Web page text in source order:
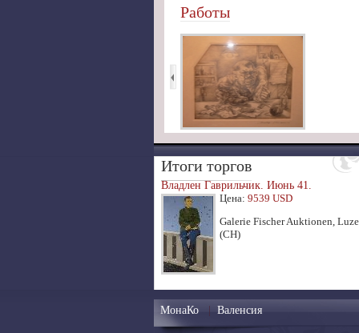
Работы
Итоги торгов
Владлен Гаврильчик. Июнь 41.
Цена: 9539 USD
Galerie Fischer Auktionen,
(CH)
МонаКо Валенсия